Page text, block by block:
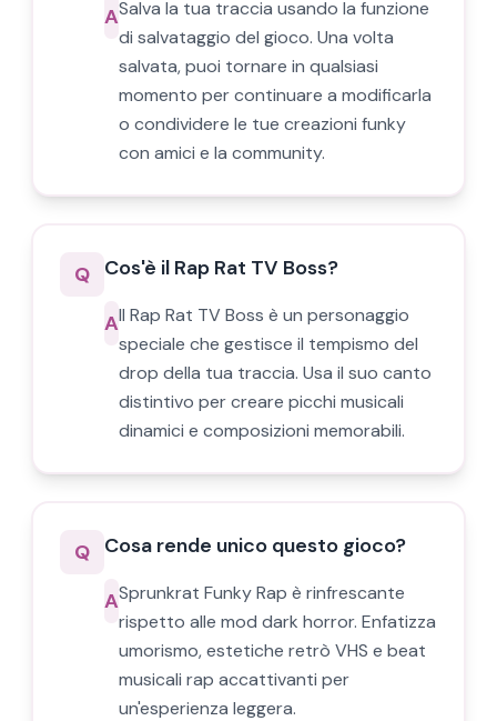
ASalva la tua traccia usando la funzione
di salvataggio del gioco. Una volta
salvata, puoi tornare in qualsiasi
momento per continuare a modificarla
o condividere le tue creazioni funky
con amici e la community.
Q Cos'è il Rap Rat TV Boss?
AIl Rap Rat TV Boss è un personaggio
speciale che gestisce il tempismo del
drop della tua traccia. Usa il suo canto
distintivo per creare picchi musicali
dinamici e composizioni memorabili.
Q Cosa rende unico questo gioco?
ASprunkrat Funky Rap è rinfrescante
rispetto alle mod dark horror. Enfatizza
umorismo, estetiche retrò VHS e beat
musicali rap accattivanti per
un'esperienza leggera.